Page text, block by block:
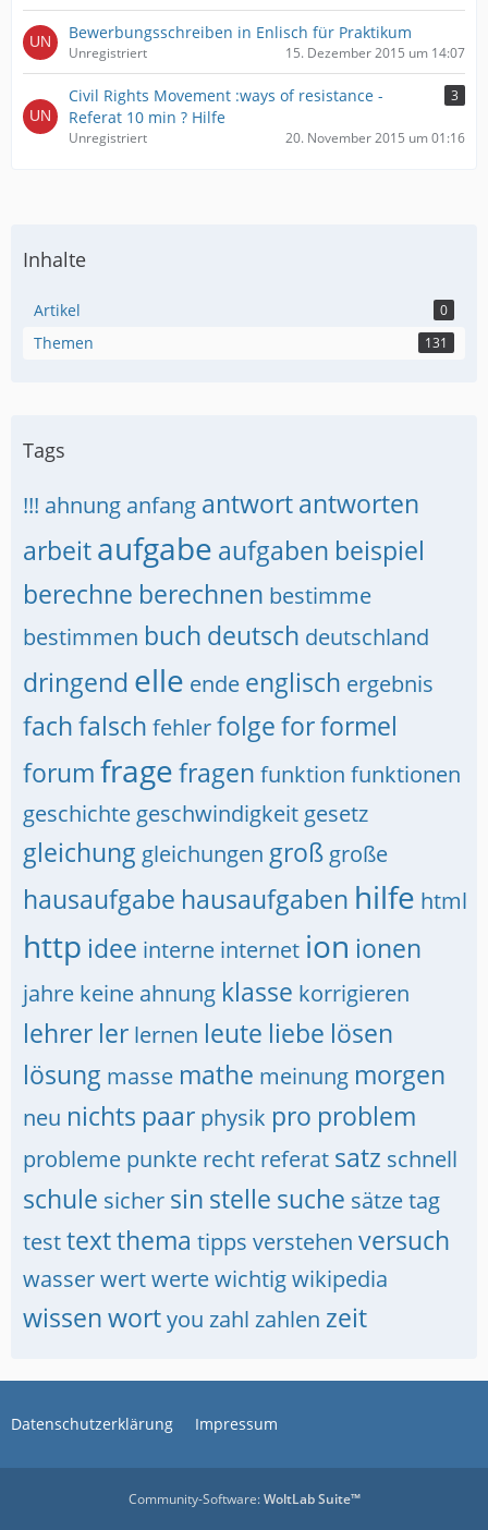
Bewerbungsschreiben in Enlisch für Praktikum
Unregistriert 15. Dezember 2015 um 14:07
Civil Rights Movement :ways of resistance -
Referat 10 min ? Hilfe
3
Unregistriert 20. November 2015 um 01:16
Inhalte
Artikel 0
Themen 131
Tags
!!! ahnung anfang antwortantworten
arbeitaufgabe aufgaben beispiel
berechne berechnen bestimme
bestimmen buch deutsch deutschland
dringend elle ende englisch ergebnis
fachfalsch fehlerfolgeforformel
forumfragefragen funktion funktionen
geschichte geschwindigkeit gesetz
gleichung gleichungen groß große
hausaufgabe hausaufgaben hilfe html
http idee interne internet ion ionen
jahre keine ahnung klasse korrigieren
lehrer ler lernen leute liebe lösen
lösung masse mathe meinung morgen
neu nichts paar physik pro problem
probleme punkte recht referat satz schnell
schule sicher sin stelle suche sätzetag
testtextthema tipps verstehen versuch
wasserwertwertewichtigwikipedia
wissenwortyou zahl zahlen zeit
Datenschutzerklärung Impressum
Community-Software:WoltLab Suite™